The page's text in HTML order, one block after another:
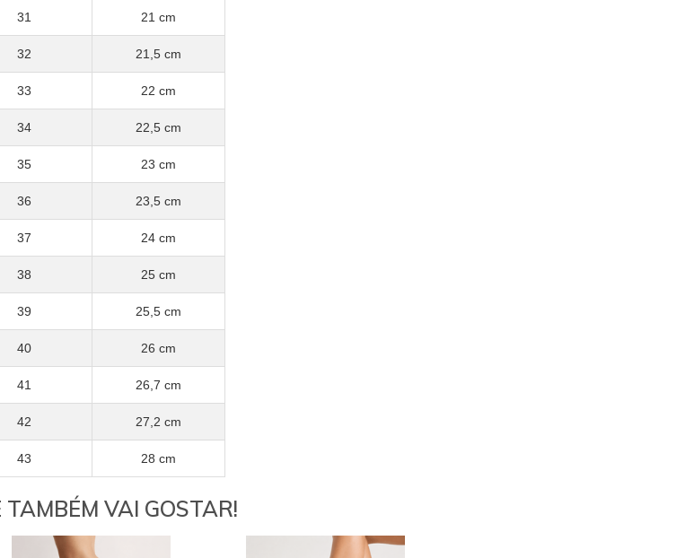
31 21 cm
32 21,5 cm
33 22 cm
34 22,5 cm
35 23 cm
36 23,5 cm
37 24 cm
38 25 cm
39 25,5 cm
40 26 cm
41 26,7 cm
42 27,2 cm
43 28 cm
TAMBÉM VAI GOSTAR!